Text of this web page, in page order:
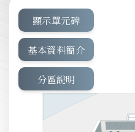
顯示單元碑
基本資料簡介
分區說明